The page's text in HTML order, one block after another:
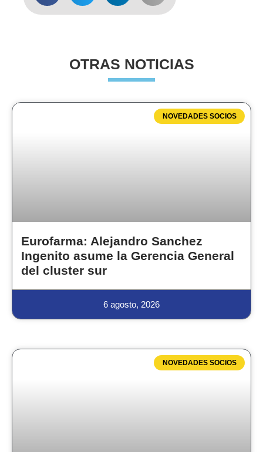
OTRAS NOTICIAS
NOVEDADES SOCIOS
Eurofarma: Alejandro Sanchez
Ingenito asume la Gerencia General
del cluster sur
6 agosto, 2026
NOVEDADES SOCIOS